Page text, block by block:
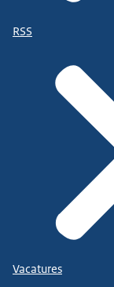
RSS
Vacatures